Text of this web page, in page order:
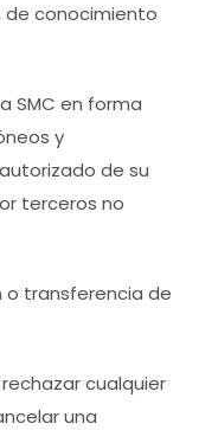
de conocimiento
SMC en forma
y
de su
terceros no
o transferencia de
cualquier
una